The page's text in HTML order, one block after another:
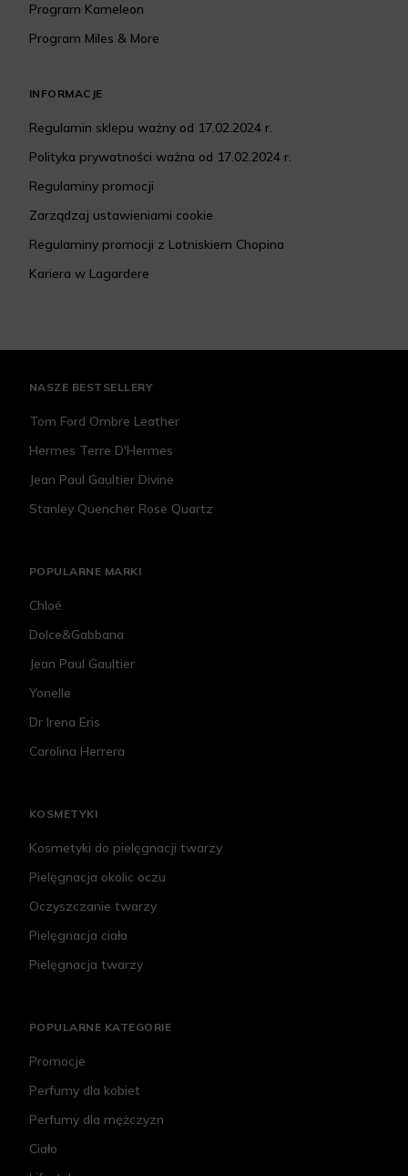
Program Kameleon
Program Miles & More
INFORMACJE
Regulamin sklepu ważny od 17.02.2024 r.
Polityka prywatności ważna od 17.02.2024 r.
Regulaminy promocji
Zarządzaj ustawieniami cookie
Regulaminy promocji z Lotniskiem Chopina
Kariera w Lagardere
NASZE BESTSELLERY
Tom Ford Ombre Leather
Hermes Terre D'Hermes
Jean Paul Gaultier Divine
Stanley Quencher Rose Quartz
POPULARNE MARKI
Chloé
Dolce&Gabbana
Jean Paul Gaultier
Yonelle
Dr Irena Eris
Carolina Herrera
KOSMETYKI
Kosmetyki do pielęgnacji twarzy
Pielęgnacja okolic oczu
Oczyszczanie twarzy
Pielęgnacja ciała
Pielęgnacja twarzy
POPULARNE KATEGORIE
Promocje
Perfumy dla kobiet
Perfumy dla mężczyzn
Ciało